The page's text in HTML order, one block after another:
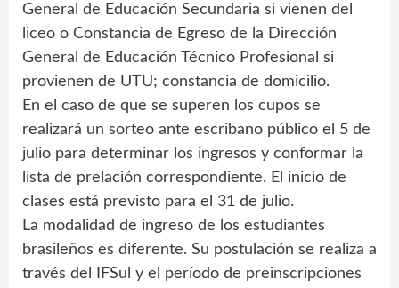
General de Educación Secundaria si vienen del
liceo o Constancia de Egreso de la Dirección
General de Educación Técnico Profesional si
provienen de UTU; constancia de domicilio.
En el caso de que se superen los cupos se
realizará un sorteo ante escribano público el 5 de
julio para determinar los ingresos y conformar la
lista de prelación correspondiente. El inicio de
clases está previsto para el 31 de julio.
La modalidad de ingreso de los estudiantes
brasileños es diferente. Su postulación se realiza a
través del IFSul y el período de preinscripciones